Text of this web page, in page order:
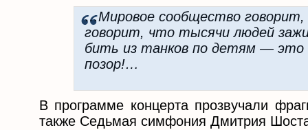
…Мировое сообщество говорит,
говорит, что тысячи людей
бить из танков по детям — это
позор!…
В программе концерта прозвучали
также Седьмая симфония Дмитрия